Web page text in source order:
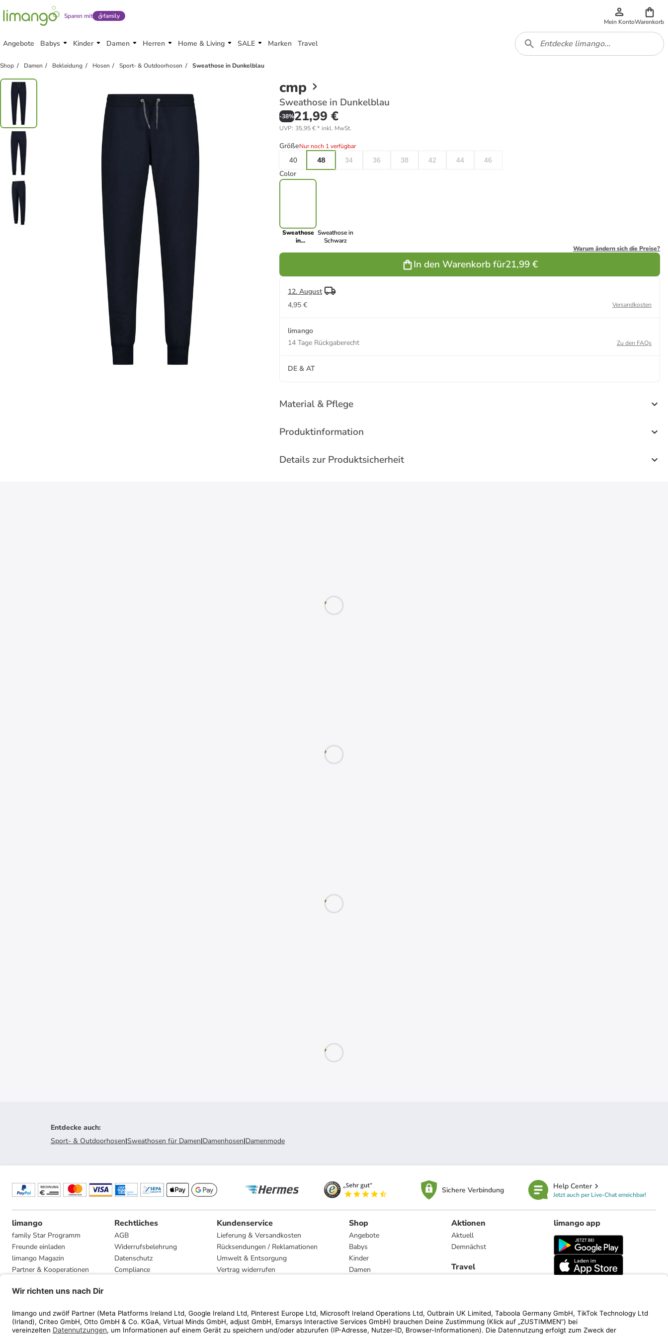
Sparen mit family
Mein KontoWarenkorb
Angebote Babys Kinder Damen Herren Home & Living SALE Marken Travel
Shop Damen Bekleidung Hosen Sport- & Outdoorhosen Sweathose in Dunkelblau
cmp
Sweathose in Dunkelblau
-38%21,99 €
UVP: 35,95 €* inkl. MwSt.
GrößeNur noch 1 verfügbar
40
48 34 36 38 42 44 46
Color
Sweathose
in
Sweathose in
Schwarz
Warum ändern sich die Preise?
In den Warenkorb für21,99 €
12. August
4,95 €
Versandkosten
limango
14 Tage Rückgaberecht
Zu den FAQs
DE & AT
Material & Pflege
Produktinformation
Details zur Produktsicherheit
Entdecke auch:
Sport- & Outdoorhosen|Sweathosen für Damen|Damenhosen|Damenmode
Sichere Verbindung Help Center
Jetzt auch per Live-Chat erreichbar!
limango
family Star Programm
Freunde einladen
limango Magazin
Partner & Kooperationen
Presse
Rechtliches
AGB
Widerrufsbelehrung
Datenschutz
Compliance
Kundenservice
Lieferung & Versandkosten
Rücksendungen / Reklamationen
Umwelt & Entsorgung
Vertrag widerrufen
Shop
Angebote
Babys
Kinder
Damen
Marken
Aktionen
Aktuell
Demnächst
Travel
limango app